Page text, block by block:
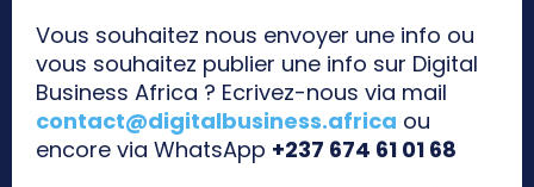
Vous souhaitez nous envoyer une info ou
vous souhaitez publier une info sur Digital
Business Africa ? Ecrivez-nous via mail
contact@digitalbusiness.africa ou
encore via WhatsApp +237 674 61 01 68